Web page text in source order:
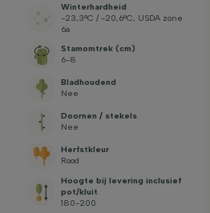
Winterhardheid
-23,3°C / -20,6°C, USDA zone
6a
Stamomtrek (cm)
6-8
Bladhoudend
Nee
Doornen / stekels
Nee
Herfstkleur
Rood
Hoogte bij levering inclusief
pot/kluit
180-200